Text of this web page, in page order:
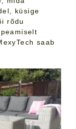
küsige
rõdu
saab